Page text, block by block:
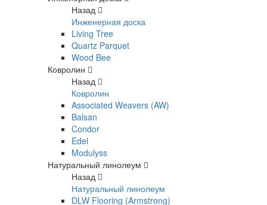
Назад
Инженерная доска
Living Tree
Quartz Parquet
Wood Bee
Ковролин
Назад
Ковролин
Associated Weavers (AW)
Balsan
Condor
Edel
Modulyss
Натуральный линолеум
Назад
Натуральный линолеум
DLW Flooring (Armstrong)